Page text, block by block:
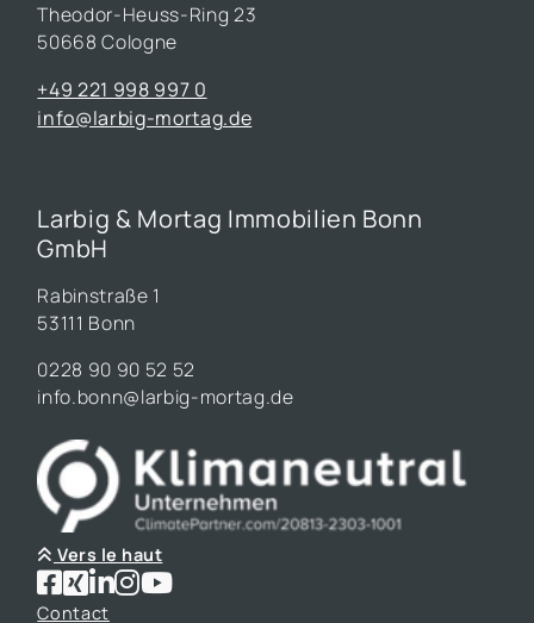
Theodor-Heuss-Ring 23
50668 Cologne
+49 221 998 997 0
info@larbig-mortag.de
Larbig & Mortag Immobilien Bonn
GmbH
Rabinstraße 1
53111 Bonn
0228 90 90 52 52
info.bonn@larbig-mortag.de
Vers le haut
Contact